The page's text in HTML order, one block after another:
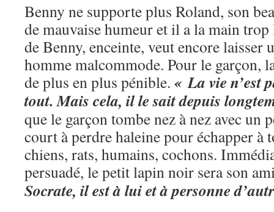
Benny ne supporte plus Roland, son
de mauvaise humeur et il a la main
de Benny, enceinte, veut encore laisser
homme malcommode. Pour le garçon,
de plus en plus pénible. « La vie n’est
tout. Mais cela, il le sait depuis
que le garçon tombe nez à nez avec
court à perdre haleine pour échapper à
chiens, rats, humains, cochons.
persuadé, le petit lapin noir sera son
Socrate, il est à lui et à personne